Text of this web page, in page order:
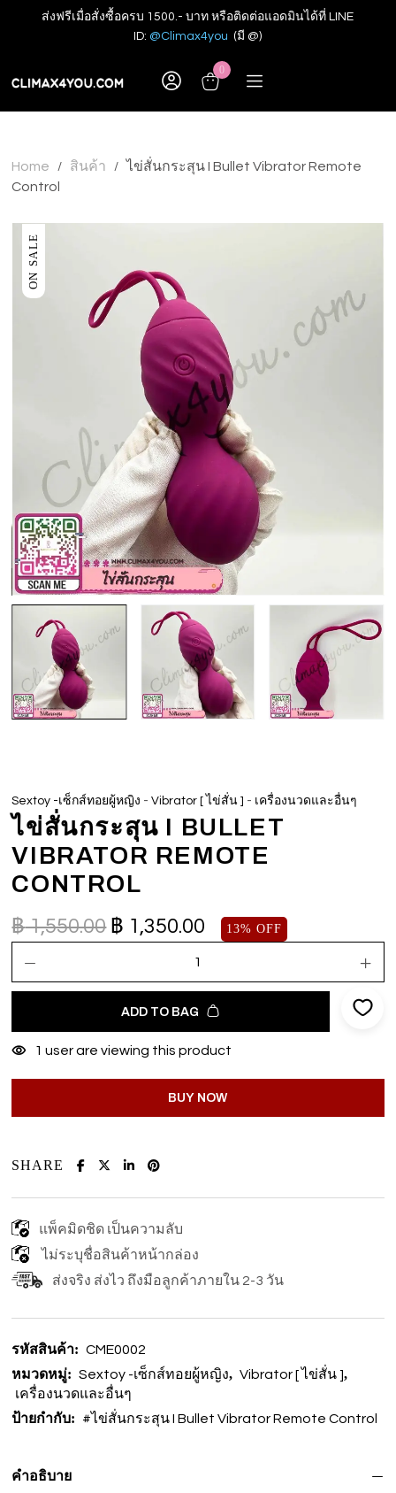
ส่งฟรีเมื่อสั่งซื้อครบ 1500.- บาท หรือติดต่อแอดมินได้ที่ LINE
ID: @Climax4you (มี @)
0
Home / สินค้า /
ไข่สั่นกระสุน I Bullet Vibrator Remote
Control
ON SALE
Sextoy -เซ็กส์ทอยผู้หญิง -Vibrator [ ไข่สั่น ] - เครื่องนวดและอื่นๆ
ไข่สั่นกระสุน I BULLET
VIBRATOR REMOTE
CONTROL
฿1,550.00 ฿ 1,350.00 13% OFF
ADD TO BAG
1 user are viewing this product
BUY NOW
SHARE
แพ็คมิดชิด เป็นความลับ
ไม่ระบุชื่อสินค้าหน้ากล่อง
ส่งจริง ส่งไว ถึงมือลูกค้าภายใน 2-3 วัน
รหัสสินค้า: CME0002
หมวดหมู่: Sextoy -เซ็กส์ทอยผู้หญิง, Vibrator [ ไข่สั่น ],
เครื่องนวดและอื่นๆ
ป้ายกำกับ: #ไข่สั่นกระสุน I Bullet Vibrator Remote Control
คำอธิบาย